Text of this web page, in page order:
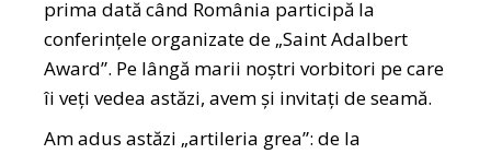
prima dată când România participă la
conferințele organizate de „Saint Adalbert
Award”. Pe lângă marii noștri vorbitori pe care
îi veți vedea astăzi, avem și invitați de seamă.
Am adus astăzi „artileria grea”: de la